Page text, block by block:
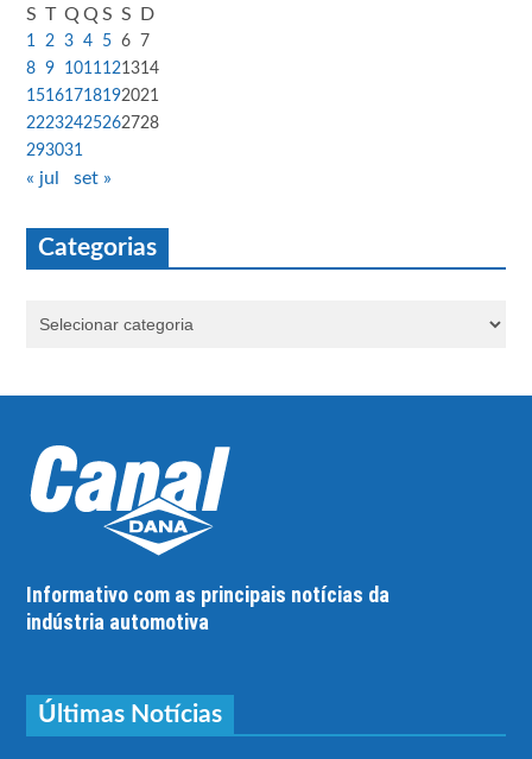
S T Q Q S S D
1 2 3 4 5 6
7
8 9 1011 121314
15161718192021
22232425262728
293031
« jul set »
Categorias
Informativo com as principais notícias da
indústria automotiva
Últimas Notícias